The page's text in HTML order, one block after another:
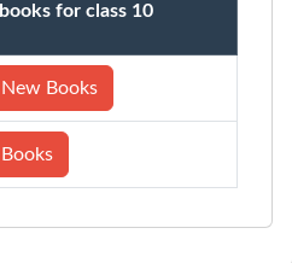
for class 10
Books